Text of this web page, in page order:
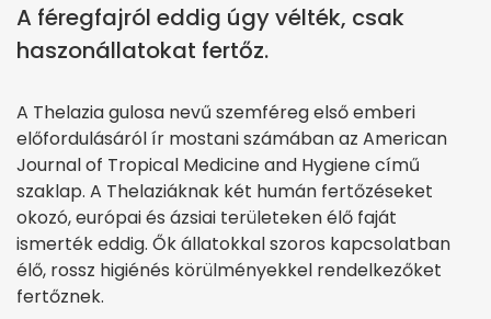
A féregfajról eddig úgy vélték, csak
haszonállatokat fertőz.
A Thelazia gulosa nevű szemféreg első emberi
előfordulásáról ír mostani számában az American
Journal of Tropical Medicine and Hygiene című
szaklap. A Thelaziáknak két humán fertőzéseket
okozó, európai és ázsiai területeken élő faját
ismerték eddig. Ők állatokkal szoros kapcsolatban
élő, rossz higiénés körülményekkel rendelkezőket
fertőznek.